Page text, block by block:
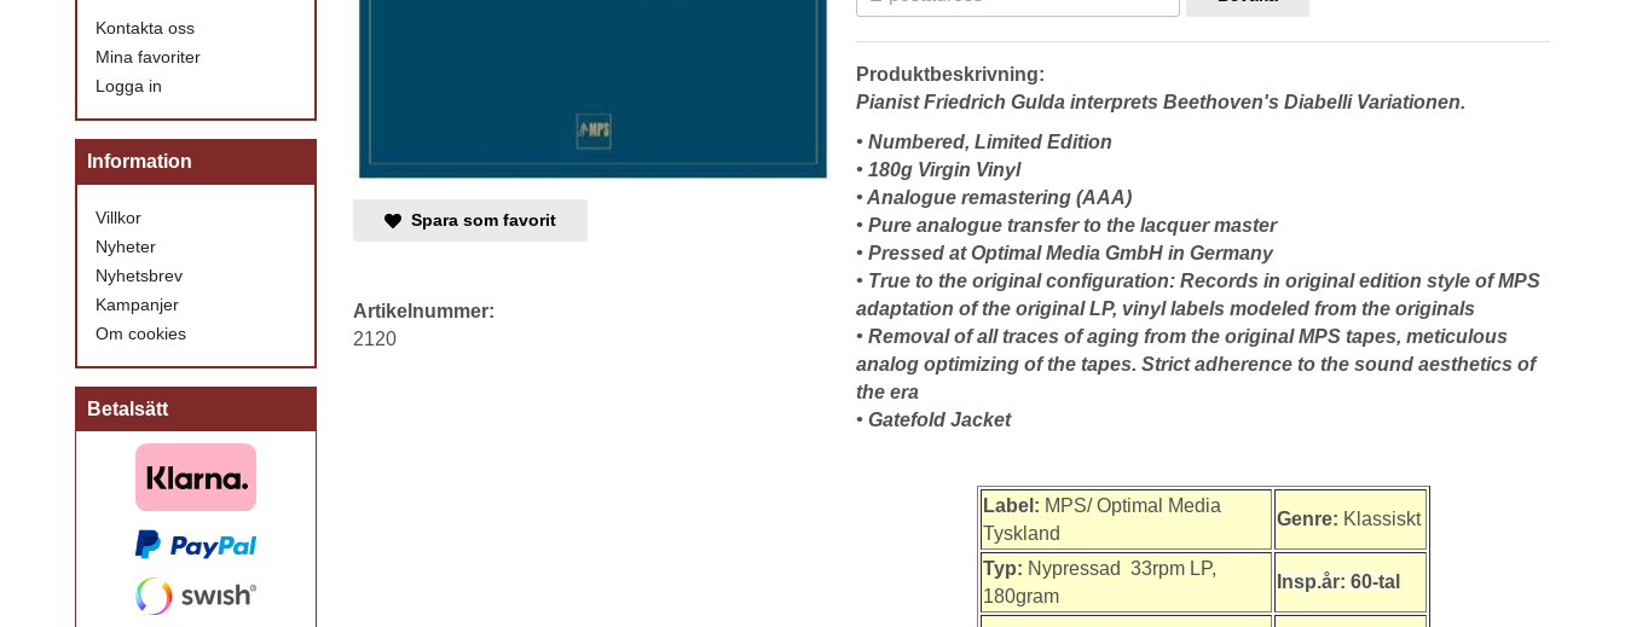
Kontakta oss
Mina favoriter
Logga in
Information
Villkor
Nyheter
Nyhetsbrev
Kampanjer
Om cookies
Betalsätt
Produktbeskrivning:
Pianist Friedrich Gulda interprets Beethoven's Diabelli Variationen.
• Numbered, Limited Edition
• 180g Virgin Vinyl
• Analogue remastering (AAA)
• Pure analogue transfer to the lacquer master
• Pressed at Optimal Media GmbH in Germany
• True to the original configuration: Records in original edition style of MPS
adaptation of the original LP, vinyl labels modeled from the originals
• Removal of all traces of aging from the original MPS tapes, meticulous
analog optimizing of the tapes. Strict adherence to the sound aesthetics of
the era
• Gatefold Jacket
Label: MPS/ Optimal Media
Tyskland
Genre: Klassiskt
Typ: Nypressad 33rpm LP,
180gram
Insp.år: 60-tal
Spara som favorit
Artikelnummer:
2120